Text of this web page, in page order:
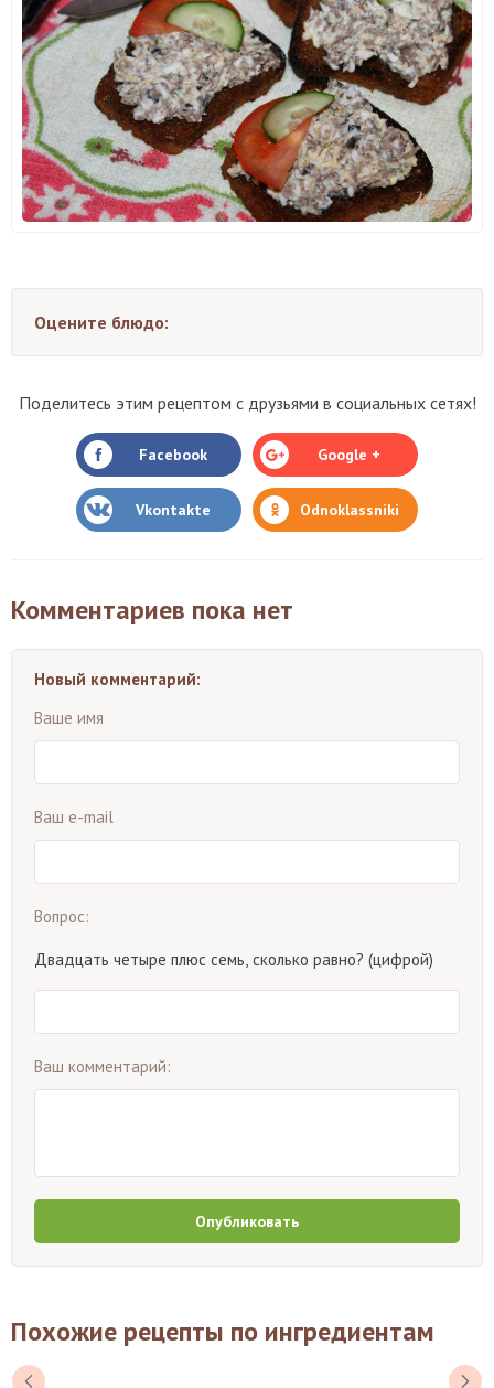
Оцените блюдо:
Поделитесь этим рецептом с друзьями в социальных сетях!
Facebook Google +
Vkontakte Odnoklassniki
Комментариев пока нет
Новый комментарий:
Ваше имя
Ваш e-mail
Вопрос:
Двадцать четыре плюс семь, сколько равно? (цифрой)
Ваш комментарий:
Опубликовать
Похожие рецепты по ингредиентам